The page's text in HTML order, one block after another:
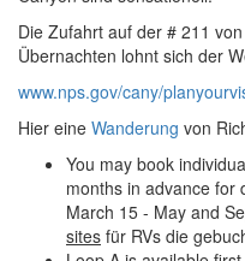
Die Zufahrt auf der # 211
Übernachten lohnt sich der
www.nps.gov/cany/
Hier eine Wanderung von
You may book
months in advance for
March 15 - May and
sites für RVs die